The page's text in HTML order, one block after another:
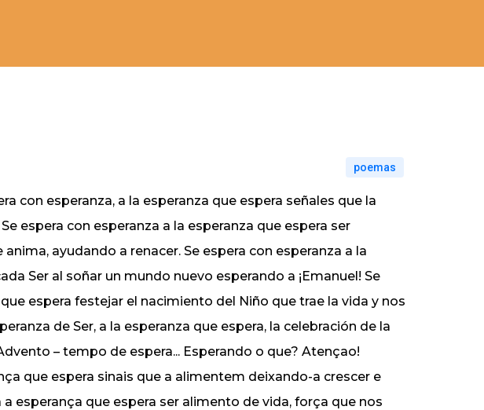
poemas
con esperanza, a la esperanza que espera señales que la
espera con esperanza a la esperanza que espera ser
ayudando a renacer. Se espera con esperanza a la
Ser al soñar un mundo nuevo esperando a ¡Emanuel! Se
espera festejar el nacimiento del Niño que trae la vida y nos
de Ser, a la esperanza que espera, la celebración de la
– tempo de espera... Esperando o que? Atençao!
que espera sinais que a alimentem deixando-a crescer e
esperança que espera ser alimento de vida, força que nos